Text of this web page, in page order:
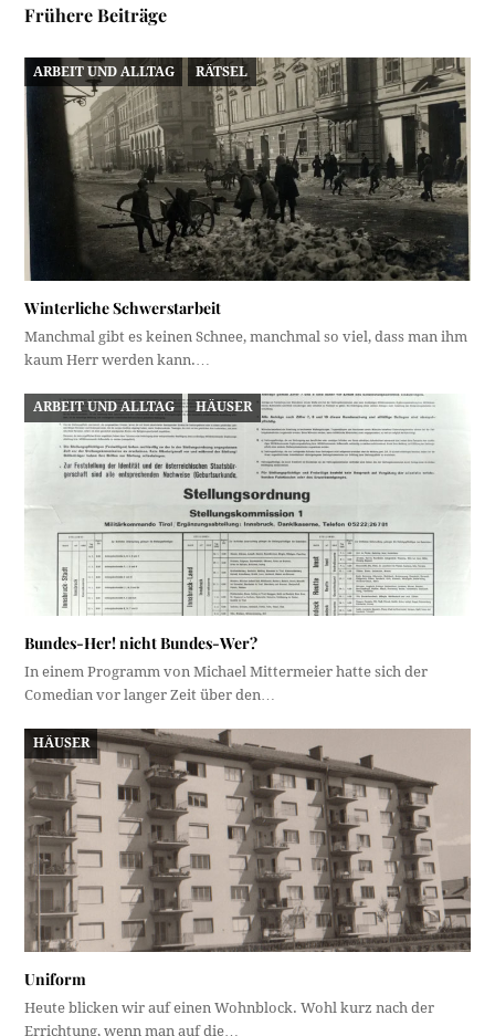
Frühere Beiträge
ARBEIT UND ALLTAG RÄTSEL
Winterliche Schwerstarbeit
Manchmal gibt es keinen Schnee, manchmal so viel, dass man ihm
kaum Herr werden kann.…
ARBEIT UND ALLTAG HÄUSER
Bundes-Her! nicht Bundes-Wer?
In einem Programm von Michael Mittermeier hatte sich der
Comedian vor langer Zeit über den…
HÄUSER
Uniform
Heute blicken wir auf einen Wohnblock. Wohl kurz nach der
Errichtung, wenn man auf die…